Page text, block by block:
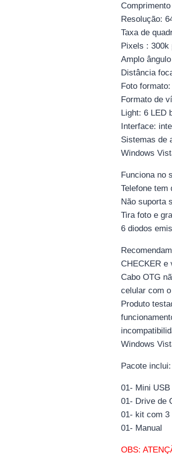
Resolução:
Taxa de
Pixels : 300k
Amplo
Distância
Foto
Formato de
Light: 6 LED
Interface:
Sistemas de
Windows
Funciona no
Telefone tem
Não suporta
Tira foto e
6 diodos
CHECKER
Cabo OTG
celular com
Produto
Windows
Pacote inclui:
01- Mini
01- Drive de
01- kit com 3
01- Manual
OBS: